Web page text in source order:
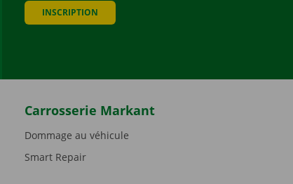
INSCRIPTION
Carrosserie Markant
Dommage au véhicule
Smart Repair